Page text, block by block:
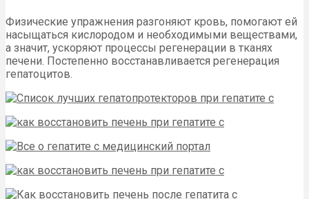
Физические упражнения разгоняют кровь, помогают ей
насыщаться кислородом и необходимыми веществами,
а значит, ускоряют процессы регенерации в тканях
печени. Постепенно восстанавливается регенерация
гепатоцитов.